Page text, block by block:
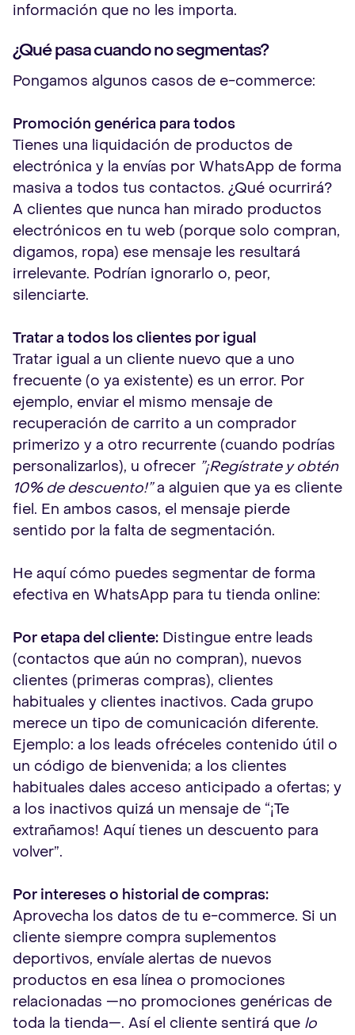
información que no les importa.
¿Qué pasa cuando no segmentas?
Pongamos algunos casos de e-commerce:
Promoción genérica para todos
Tienes una liquidación de productos de
electrónica y la envías por WhatsApp de forma
masiva a todos tus contactos. ¿Qué ocurrirá?
A clientes que nunca han mirado productos
electrónicos en tu web (porque solo compran,
digamos, ropa) ese mensaje les resultará
irrelevante. Podrían ignorarlo o, peor,
silenciarte.
Tratar a todos los clientes por igual
Tratar igual a un cliente nuevo que a uno
frecuente (o ya existente) es un error. Por
ejemplo, enviar el mismo mensaje de
recuperación de carrito a un comprador
primerizo y a otro recurrente (cuando podrías
personalizarlos), u ofrecer ”¡Regístrate y obtén
10% de descuento!”a alguien que ya es cliente
fiel. En ambos casos, el mensaje pierde
sentido por la falta de segmentación.
He aquí cómo puedes segmentar de forma
efectiva en WhatsApp para tu tienda online:
Por etapa del cliente: Distingue entre leads
(contactos que aún no compran), nuevos
clientes (primeras compras), clientes
habituales y clientes inactivos. Cada grupo
merece un tipo de comunicación diferente.
Ejemplo: a los leads ofréceles contenido útil o
un código de bienvenida; a los clientes
habituales dales acceso anticipado a ofertas; y
a los inactivos quizá un mensaje de “¡Te
extrañamos! Aquí tienes un descuento para
volver”.
Por intereses o historial de compras:
Aprovecha los datos de tu e-commerce. Si un
cliente siempre compra suplementos
deportivos, envíale alertas de nuevos
productos en esa línea o promociones
relacionadas —no promociones genéricas de
toda la tienda—. Así el cliente sentirá que lo